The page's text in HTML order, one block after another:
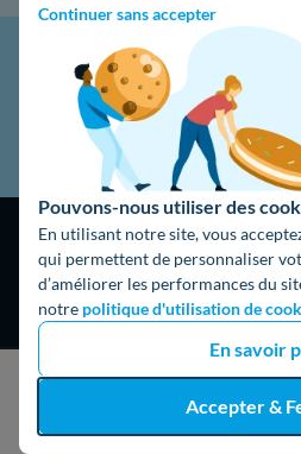
Continuer sans accepter
Pouvons-nous utiliser des
En utilisant notre site, vous
qui permettent de personnaliser
d’améliorer les performances du
notre politique d'utilisation de
En savoir
Accepter &
J'obtiens un
16474 avis